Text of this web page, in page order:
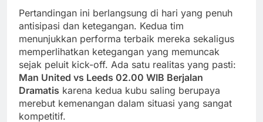
Pertandingan ini berlangsung di hari yang penuh
antisipasi dan ketegangan. Kedua tim
menunjukkan performa terbaik mereka sekaligus
memperlihatkan ketegangan yang memuncak
sejak peluit kick-off. Ada satu realitas yang pasti:
Man United vs Leeds 02.00 WIB Berjalan
Dramatis karena kedua kubu saling berupaya
merebut kemenangan dalam situasi yang sangat
kompetitif.